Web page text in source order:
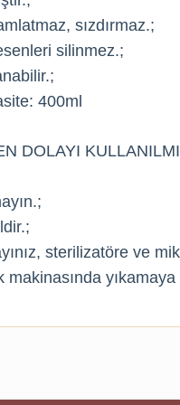
sızdırmaz.;
silinmez.;
400ml
DOLAYI
sterilizatöre ve